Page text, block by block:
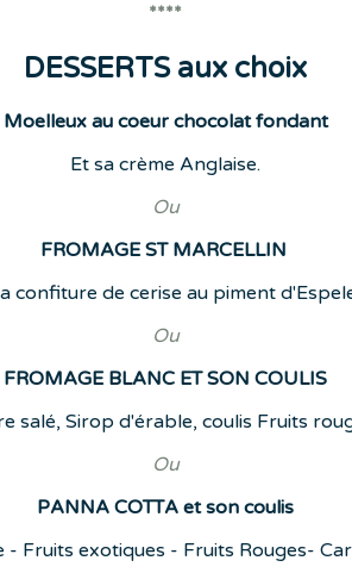
****
DESSERTS aux choix
Moelleux au coeur chocolat fondant
Et sa crème Anglaise.
Ou
FROMAGE ST MARCELLIN
confiture de cerise au piment
Ou
FROMAGE BLANC ET SON COULIS
salé, Sirop d'érable, coulis Fruits
Ou
PANNA COTTA et son coulis
- Fruits exotiques - Fruits Rouges-